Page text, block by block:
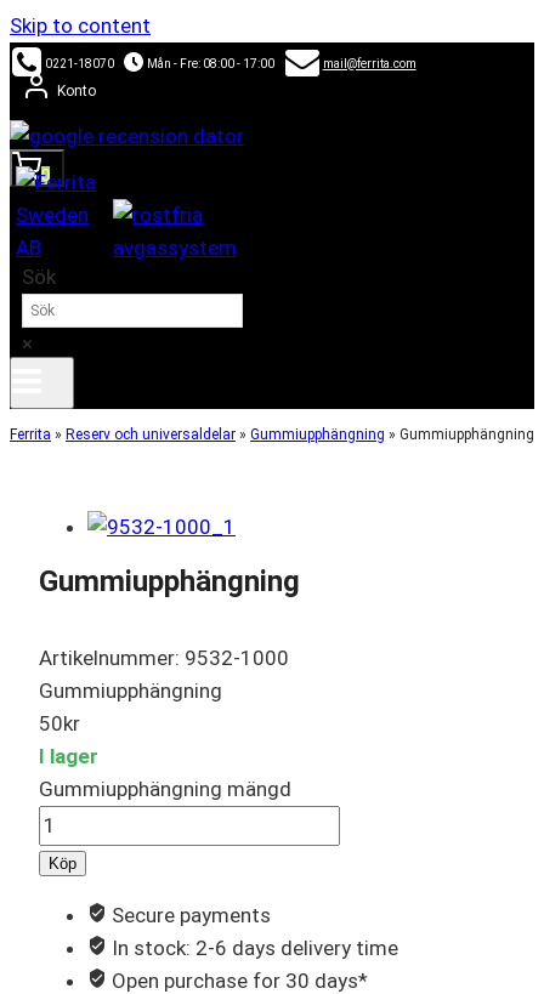
Skip to content
0221-18070 Mån - Fre: 08:00 - 17:00 mail@ferrita.com
Konto
0
Sök
×
Ferrita » Reserv och universaldelar » Gummiupphängning » Gummiupphängning
Gummiupphängning
Artikelnummer: 9532-1000
Gummiupphängning
50kr
I lager
Gummiupphängning mängd
Köp
Secure payments
In stock: 2-6 days delivery time
Open purchase for 30 days*